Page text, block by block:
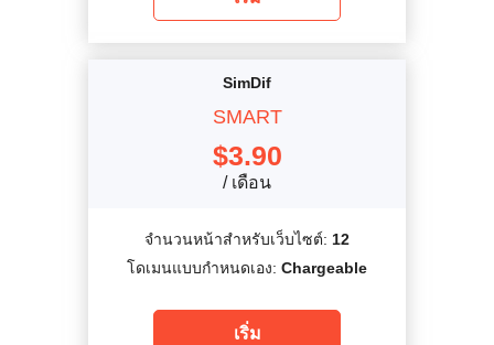
SimDif
SMART
$3.90
/ เดือน
จำนวนหน้าสำหรับเว็บไซต์: 12
โดเมนแบบกำหนดเอง: Chargeable
เริ่ม